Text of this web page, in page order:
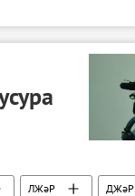
ЛЖәР
ДЖәР